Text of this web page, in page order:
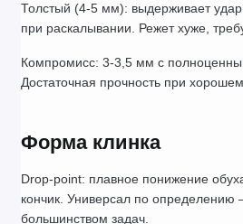
Толстый (4-5 мм): выдерживает
при раскалывании. Режет хуже,
Компромисс: 3-3,5 мм с
Достаточная прочность при
Форма клинка
Drop-point: плавное понижение
кончик. Универсал по определению
большинством задач.